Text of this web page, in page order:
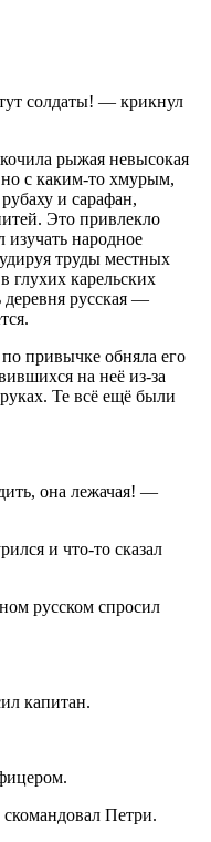
солдаты! — крикнул
рыжая невысокая
с каким-то хмурым,
и сарафан,
Это привлекло
народное
труды местных
глухих карельских
деревня русская —
привычке обняла его
на неё из-за
Те всё ещё были
она лежачая! —
и что-то сказал
русском спросил
капитан.
Петри.